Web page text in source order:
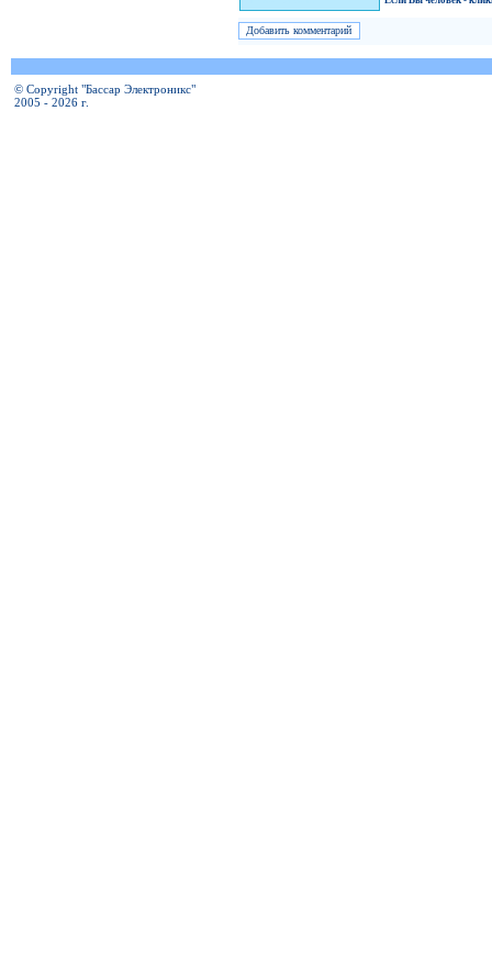
© Copyright "Бассар Электроникс"
2005 - 2026 г.